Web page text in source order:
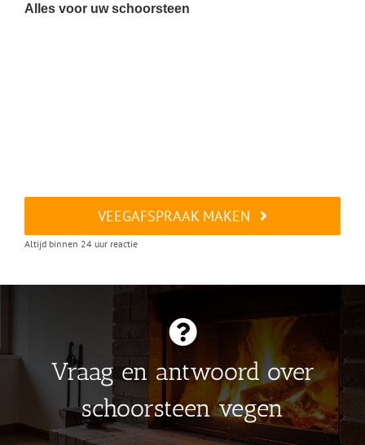
Alles voor uw schoorsteen
VEEGAFSPRAAK MAKEN
Altijd binnen 24 uur reactie
Vraag en antwoord over
schoorsteen vegen